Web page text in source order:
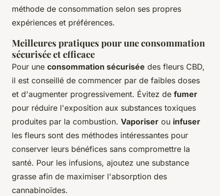
méthode de consommation selon ses propres
expériences et préférences.
Meilleures pratiques pour une consommation
sécurisée et efficace
Pour une consommation sécurisée des fleurs CBD,
il est conseillé de commencer par de faibles doses
et d'augmenter progressivement. Évitez de fumer
pour réduire l'exposition aux substances toxiques
produites par la combustion. Vaporiser ou infuser
les fleurs sont des méthodes intéressantes pour
conserver leurs bénéfices sans compromettre la
santé. Pour les infusions, ajoutez une substance
grasse afin de maximiser l'absorption des
cannabinoïdes.